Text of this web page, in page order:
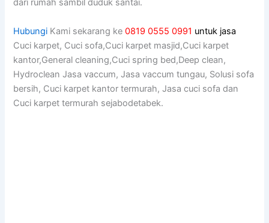
dаrі rumah ѕаmbіl duduk santai.
Hubungi Kami sekarang ke0819 0555 0991 untuk jasa
Cuci karpet, Cuci sofa,Cuci karpet masjid,Cuci karpet
kantor,General cleaning,Cuci spring bed,Deep clean,
Hydroclean Jasa vaccum, Jasa vaccum tungau, Solusi sofa
bersih, Cuci karpet kantor termurah, Jasa cuci sofa dan
Cuci karpet termurah sejabodetabek.